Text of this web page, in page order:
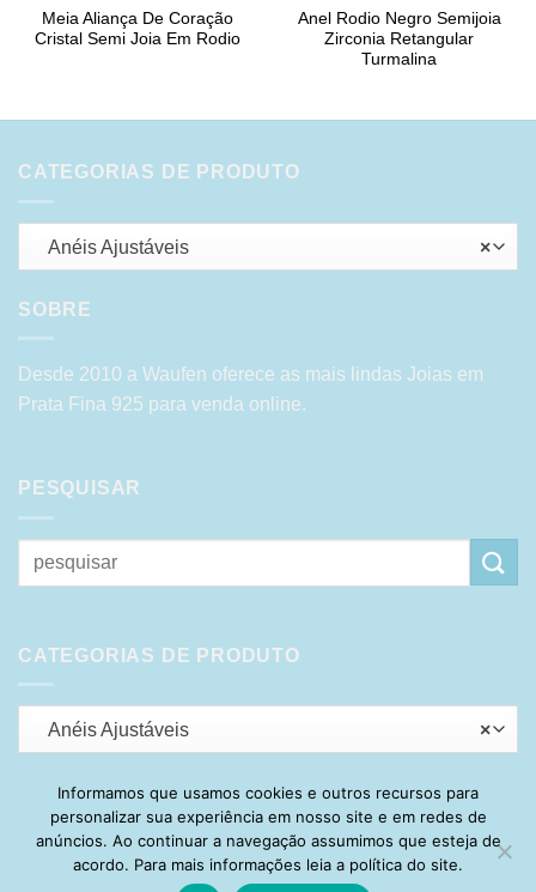
Meia Aliança De Coração
Cristal Semi Joia Em Rodio
Anel Rodio Negro Semijoia
Zirconia Retangular
Turmalina
CATEGORIAS DE PRODUTO
×
Anéis Ajustáveis
SOBRE
Desde 2010 a Waufen oferece as mais lindas Joias em
Prata Fina 925 para venda online.
PESQUISAR
Pesquisar
por:
CATEGORIAS DE PRODUTO
×
Anéis Ajustáveis
Visa PayPal Stripe MasterCard
Cash
On
Delivery
HOME SOBRE POLÍTICA DE PRIVACIDADE
ENTREGA
TROCA E DEVOLUÇÃO
GARANTIA FAQ
Informamos que usamos cookies e outros recursos para
personalizar sua experiência em nosso site e em redes de
anúncios. Ao continuar a navegação assumimos que esteja de
acordo. Para mais informações leia a política do site.